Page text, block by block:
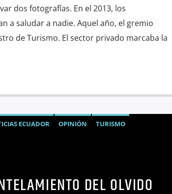
dos fotografías. En el 2013, los
a saludar a nadie. Aquel año, el gremio
de Turismo. El sector privado marcaba la
ECUADOR OPINIÓN TURISMO
DEL OLVIDO